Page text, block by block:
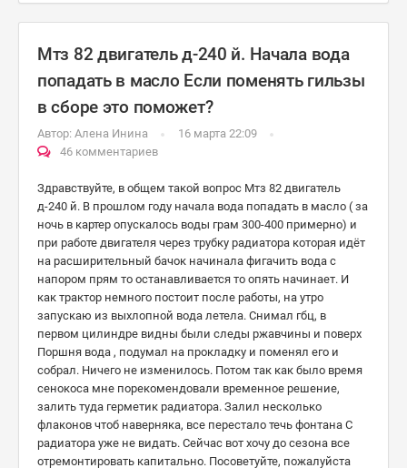
Мтз 82 двигатель д-240 й. Начала вода
попадать в масло Если поменять гильзы
в сборе это поможет?
Автор: Алена Инина
16 марта 22:09
46 комментариев
Здравствуйте, в общем такой вопрос Мтз 82 двигатель
д-240 й. В прошлом году начала вода попадать в масло ( за
ночь в картер опускалось воды грам 300-400 примерно) и
при работе двигателя через трубку радиатора которая идёт
на расширительный бачок начинала фигачить вода с
напором прям то останавливается то опять начинает. И
как трактор немного постоит после работы, на утро
запускаю из выхлопной вода летела. Снимал гбц, в
первом цилиндре видны были следы ржавчины и поверх
Поршня вода , подумал на прокладку и поменял его и
собрал. Ничего не изменилось. Потом так как было время
сенокоса мне порекомендовали временное решение,
залить туда герметик радиатора. Залил несколько
флаконов чтоб наверняка, все перестало течь фонтана С
радиатора уже не видать. Сейчас вот хочу до сезона все
отремонтировать капитально. Посоветуйте, пожалуйста